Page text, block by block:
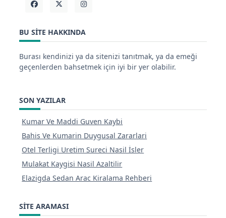
BU SITE HAKKINDA
Burası kendinizi ya da sitenizi tanıtmak, ya da emeği
geçenlerden bahsetmek için iyi bir yer olabilir.
SON YAZILAR
Kumar Ve Maddi Guven Kaybi
Bahis Ve Kumarin Duygusal Zararlari
Otel Terligi Uretim Sureci Nasil İsler
Mulakat Kaygisi Nasil Azaltilir
Elazigda Sedan Arac Kiralama Rehberi
SITE ARAMASI